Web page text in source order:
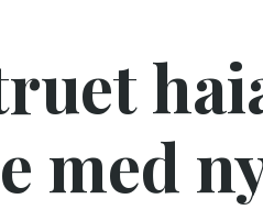
med